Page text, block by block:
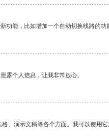
功能，比如增加一个自动切换线路的功
露个人信息，让我非常放心。
、演示文稿等各个方面。我可以使用